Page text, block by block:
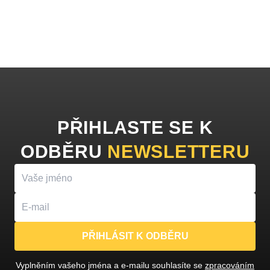
PŘIHLASTE SE K
ODBĚRU NEWSLETTERU
PŘIHLÁSIT K ODBĚRU
Vyplněním vašeho jména a e-mailu souhlasíte se zpracováním